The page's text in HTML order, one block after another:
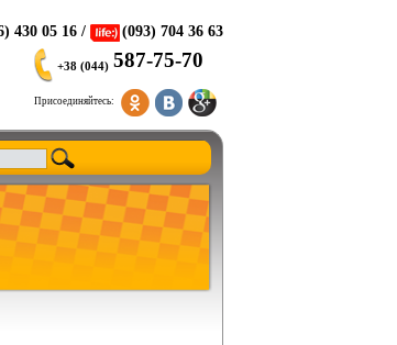
430 05 16 / (093) 704 36 63
+38 (044) 587-75-70
Присоединяйтесь: